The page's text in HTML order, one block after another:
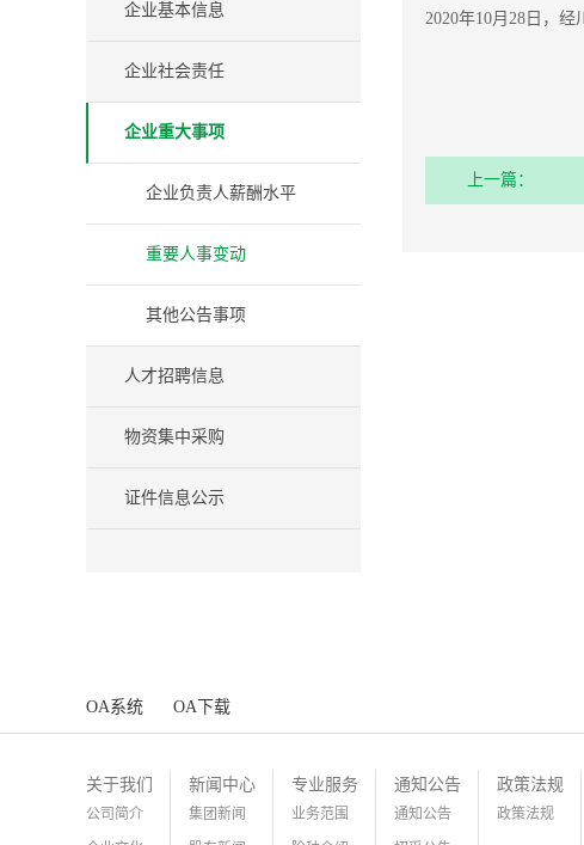
企业基本信息
企业社会责任
企业重大事项
企业负责人薪酬水平
重要人事变动
其他公告事项
人才招聘信息
物资集中采购
证件信息公示
2020年10月28日，
上一篇：
OA系统 OA下载
关于我们
公司简介
新闻中心
集团新闻
专业服务
业务范围
通知公告
通知公告
政策法规
政策法规